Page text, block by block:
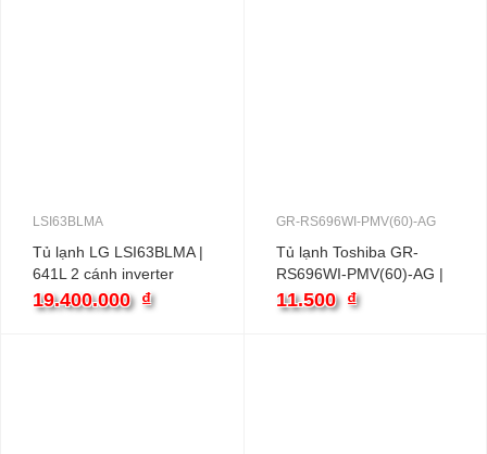
LSI63BLMA
Tủ lạnh LG LSI63BLMA |
641L 2 cánh inverter
19.400.000 ₫
GR-RS696WI-PMV(60)-AG
Tủ lạnh Toshiba GR-
RS696WI-PMV(60)-AG |
555L 2 cánh inverter
11.500 ₫